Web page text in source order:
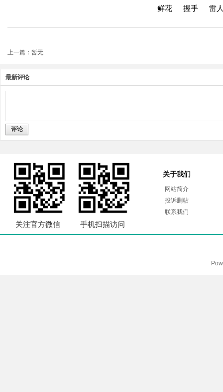
鲜花 握手 雷
上一篇：暂无
最新评论
评论
关注官方微信 手机扫描访问
关于我们
网站简介
投诉删帖
联系我们